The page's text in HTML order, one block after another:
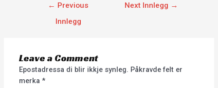
← Previous
Innlegg
Next Innlegg →
Leave a Comment
Epostadressa di blir ikkje synleg. Påkravde felt er
merka*